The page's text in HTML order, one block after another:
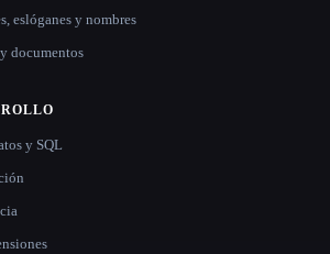
eslóganes y nombres
documentos
y SQL